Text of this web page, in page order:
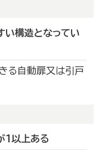
い構造となってい
る自動扉又は引戸
以上ある